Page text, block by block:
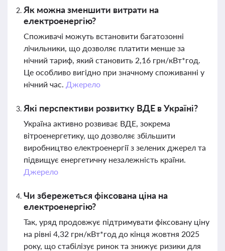
Як можна зменшити витрати на
електроенергію?
Споживачі можуть встановити багатозонні
лічильники, що дозволяє платити менше за
нічний тариф, який становить 2,16 грн/кВт*год.
Це особливо вигідно при значному споживанні у
нічний час. Джерело
Які перспективи розвитку ВДЕ в Україні?
Україна активно розвиває ВДЕ, зокрема
вітроенергетику, що дозволяє збільшити
виробництво електроенергії з зелених джерел та
підвищує енергетичну незалежність країни.
Джерело
Чи збережеться фіксована ціна на
електроенергію?
Так, уряд продовжує підтримувати фіксовану ціну
на рівні 4,32 грн/кВт*год до кінця жовтня 2025
року, що стабілізує ринок та знижує ризики для